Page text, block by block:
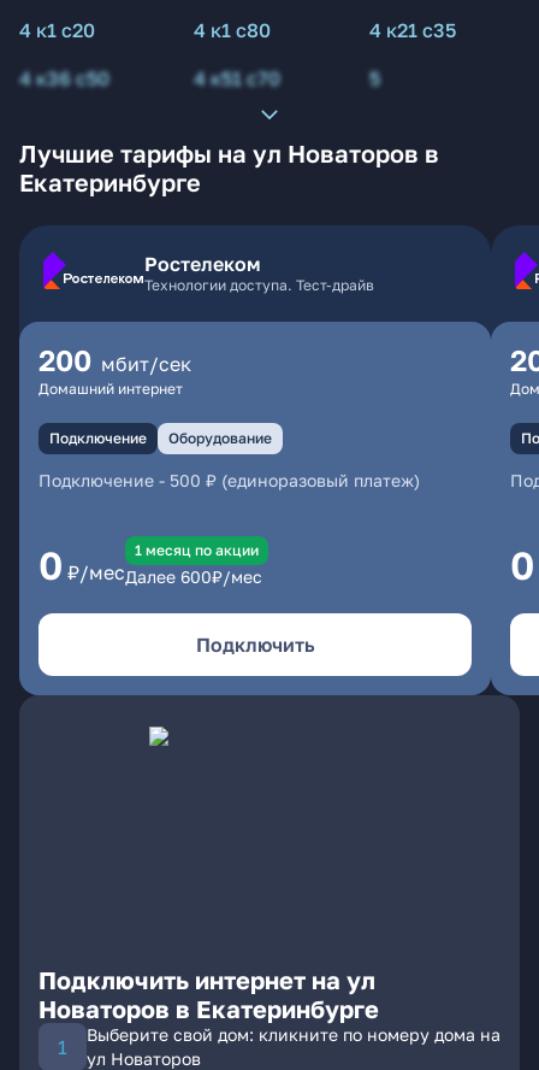
4 к1 с20
4 к1 с80
4 к21 с35
4 к36 с50
4 к51 с70 5
Лучшие тарифы на ул Новаторов в
Екатеринбурге
Ростелеком
Технологии доступа. Тест-драйв
200 мбит/сек
Домашний интернет
Подключение Оборудование
Подключение - 500 ₽ (единоразовый платеж)
0 ₽/мес
1 месяц по акции
Далее 600₽/мес
Подключить
0
Подключить интернет на ул
Новаторов в Екатеринбурге
Выберите свой дом: кликните по номеру дома на
ул Новаторов